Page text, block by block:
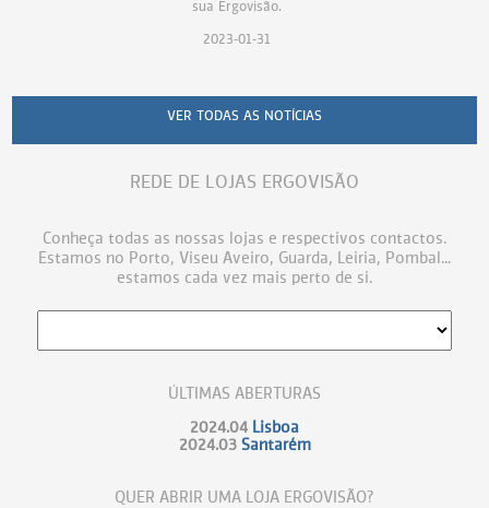
sua Ergovisão.
2023-01-31
VER TODAS AS NOTÍCIAS
REDE DE LOJAS ERGOVISÃO
Conheça todas as nossas lojas e respectivos contactos.
Estamos no Porto, Viseu Aveiro, Guarda, Leiria, Pombal...
estamos cada vez mais perto de si.
ÚLTIMAS ABERTURAS
2024.04 Lisboa
2024.03 Santarém
QUER ABRIR UMA LOJA ERGOVISÃO?